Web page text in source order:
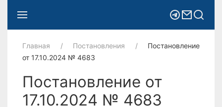
Главная Постановления
Постановление
от 17.10.2024 № 4683
Постановление от
17.10.2024 № 4683